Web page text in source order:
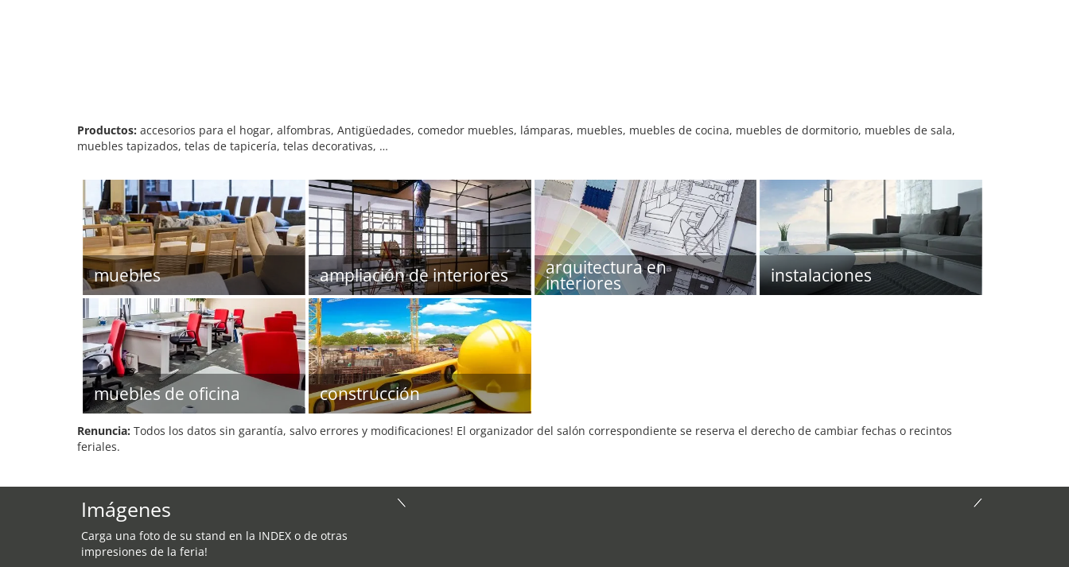
Productos: accesorios para el hogar, alfombras, Antigüedades, comedor muebles, lámparas, muebles, muebles de cocina, muebles de dormitorio, muebles de sala,
muebles tapizados, telas de tapicería, telas decorativas, …
muebles ampliación de interiores arquitectura en
interiores instalaciones
muebles de oficina construcción
Renuncia: Todos los datos sin garantía, salvo errores y modificaciones! El organizador del salón correspondiente se reserva el derecho de cambiar fechas o recintos
feriales.
Imágenes
Carga una foto de su stand en la INDEX o de otras
impresiones de la feria!